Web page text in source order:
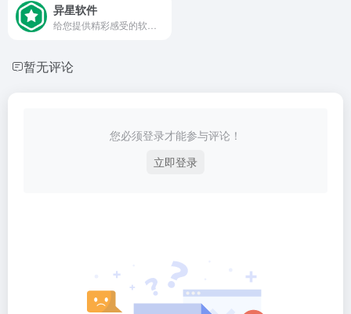
异星软件
暂无评论
您必须登录才能参与评论！
立即登录